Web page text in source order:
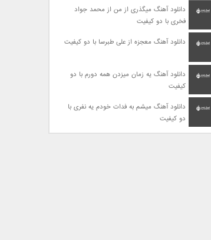
دانلود آهنگ میگذری از من از محمد جواد
فخری با دو کیفیت
دانلود آهنگ معجزه از علی طبرسا با دو کیفیت
دانلود آهنگ یه زمان میزدن همه دورم با دو
کیفیت
دانلود آهنگ میشم به فدات خودم یه نفری با
دو کیفیت